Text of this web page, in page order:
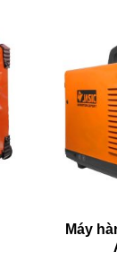
Máy